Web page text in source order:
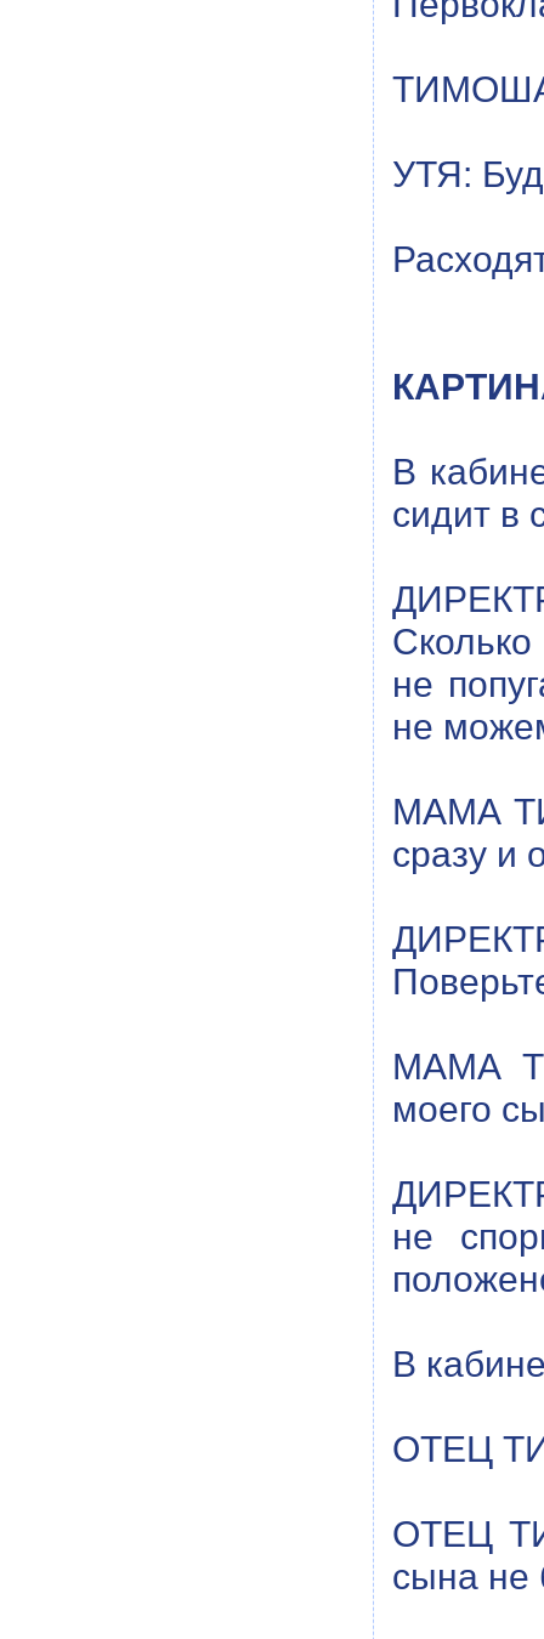
ТИМОША:
УТЯ:
В
сидит в
не
не
МАМА
сразу и
МАМА
моего
не
В
ОТЕЦ
ОТЕЦ
сына не